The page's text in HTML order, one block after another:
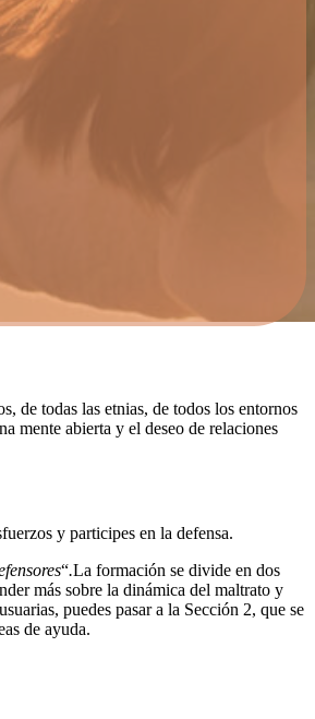
de todas las etnias, de todos los entornos
mente abierta y el deseo de relaciones
y participes en la defensa.
“.La formación se divide en dos
más sobre la dinámica del maltrato y
puedes pasar a la Sección 2, que se
de ayuda.